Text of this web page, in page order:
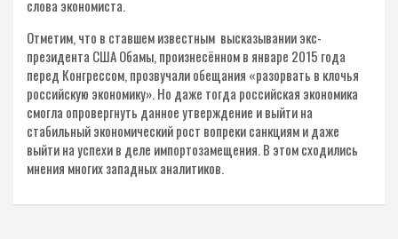
слова экономиста.
Отметим, что в ставшем известным высказывании экс-
президента США Обамы, произнесённом в январе 2015 года
перед Конгрессом, прозвучали обещания «разорвать в клочья
российскую экономику». Но даже тогда российская экономика
смогла опровергнуть данное утверждение и выйти на
стабильный экономический рост вопреки санкциям и даже
выйти на успехи в деле импортозамещения. В этом сходились
мнения многих западных аналитиков.